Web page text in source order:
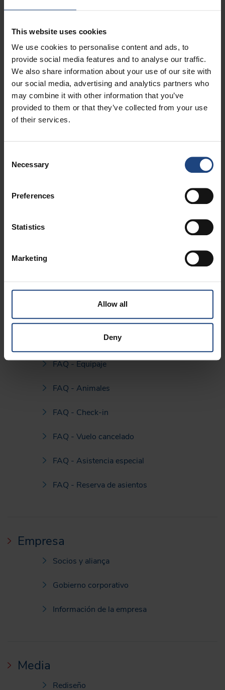
This website uses cookies
We use cookies to personalise content and ads, to
provide social media features and to analyse our traffic.
We also share information about your use of our site with
our social media, advertising and analytics partners who
may combine it with other information that you’ve
provided to them or that they’ve collected from your use
of their services.
Selection
Necessary
Preferences
Statistics
Marketing
Allow all
Deny
Viajar con niños
Equipaje
Equipaje de mano
Equipaje especial y equipos deportivos
FAQ
FAQ - Wifi
FAQ - eJournal
FAQ - Equipaje
FAQ - Animales
FAQ - Check-in
FAQ - Vuelo cancelado
FAQ - Asistencia especial
FAQ - Reserva de asientos
Empresa
Socios y aliança
Gobierno corporativo
Información de la empresa
Media
Rediseño